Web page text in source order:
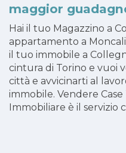
maggior
Hai il tuo Magazzino a
appartamento a
il tuo immobile a
cintura di Torino e vuoi
città e avvicinarti al
immobile. Vendere Case
Immobiliare è il servizio